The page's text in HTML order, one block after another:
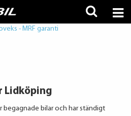
Lidköping
begagnade bilar och har ständigt